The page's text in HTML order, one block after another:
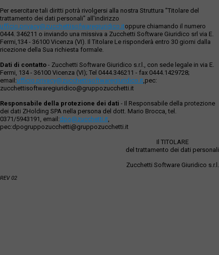
Per esercitare tali diritti potrà rivolgersi alla nostra Struttura "Titolare del
trattamento dei dati personali" all'indirizzo
ufficio.privacy@zucchettisofwaregiuridico.itoppure chiamando il numero
0444. 346211 o inviando una missiva a Zucchetti Software Giuridico srl via E.
Fermi,134 - 36100 Vicenza (VI). Il Titolare Le risponderà entro 30 giorni dalla
ricezione della Sua richiesta formale.
Dati di contatto - Zucchetti Software Giuridico s.r.l., con sede legale in via E.
Fermi, 134 - 36100 Vicenza (VI); Tel 0444.346211 - fax 0444.1429728;
email:ufficio.privacy@zucchettisoftwaregiuridico.it,pec:
zucchettisoftwaregiuridico@gruppozucchetti.it
Responsabile della protezione dei dati - Il Responsabile della protezione
dei dati ZHolding SPA nella persona del dott. Mario Brocca, tel.
0371/5943191, email:dpo@zucchetti.it,
pec:dpogruppozucchetti@gruppozucchetti.it
Il TITOLARE
del trattamento dei dati personali
Zucchetti Software Giuridico s.r.l.
REV 02